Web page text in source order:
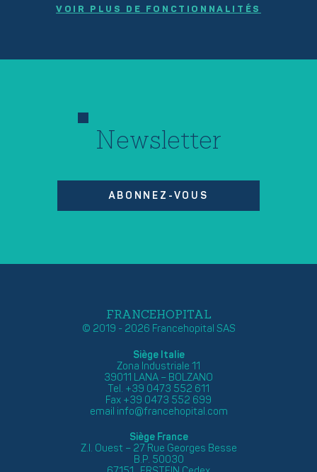
VOIR PLUS DE FONCTIONNALITÉS
Newsletter
ABONNEZ-VOUS
FRANCEHOPITAL
© 2019 - 2026 Francehopital SAS
Siège Italie
Zona Industriale 11
39011 LANA – BOLZANO
Tel. +39 0473 552 611
Fax +39 0473 552 699
email info@francehopital.com
Siège France
Z.I. Ouest – 27 Rue Georges Besse
B.P. 50030